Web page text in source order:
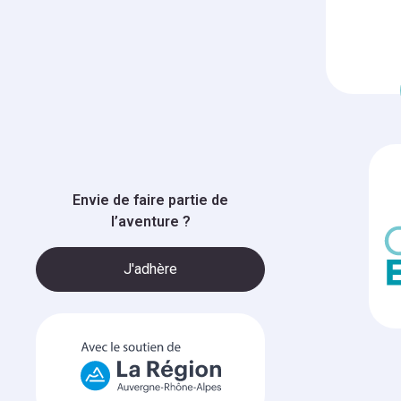
Envie de faire partie de
l’aventure ?
J'adhère